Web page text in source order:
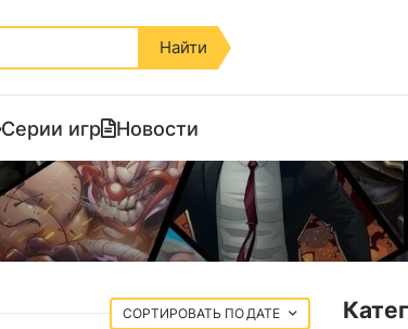
Найти
Серии игр Новости
ДАТЕ